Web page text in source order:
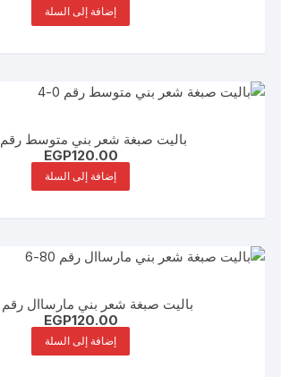
إضافة إلى السلة
باليت صبغة شعر بني متوسط رقم 0-4
EGP120.00
إضافة إلى السلة
باليت صبغة شعر بني مارساال رقم 80-6
EGP120.00
إضافة إلى السلة